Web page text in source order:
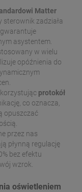
Matter
sterownik zadziała
asystentem.
w wielu
opóźnienia do
protokół
co oznacza,
opuszczać
przez nas
płynną regulację
bez efektu
wzrok.
oświetleniem